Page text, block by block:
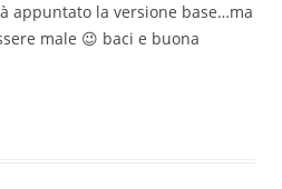
appuntato la versione base…ma
male 😉 baci e buona